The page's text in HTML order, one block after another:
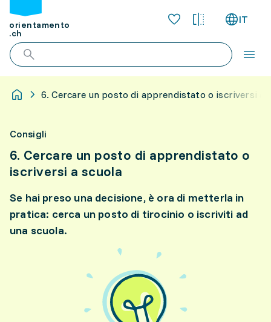
orientamento
.ch
IT
6. Cercare un posto di apprendistato o iscriversi a
Consigli
6. Cercare un posto di apprendistato o
iscriversi a scuola
Se hai preso una decisione, è ora di metterla in
pratica: cerca un posto di tirocinio o iscriviti ad
una scuola.